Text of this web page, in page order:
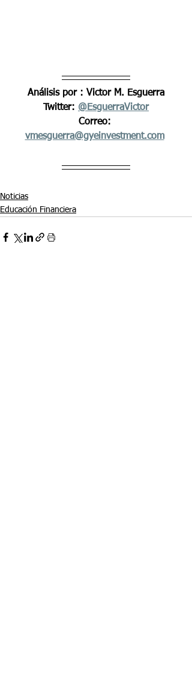
Análisis por : Victor M. Esguerra
Twitter: @EsguerraVictor
Correo:
vmesguerra@gyeinvestment.com
Noticias
Educación Financiera